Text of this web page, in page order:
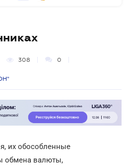
308 0
их обособленные
обмена валюты,